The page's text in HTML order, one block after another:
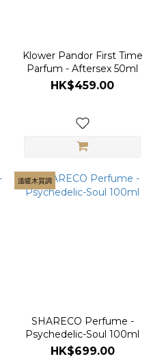
Klower Pandor First Time
Parfum - Aftersex 50ml
HK$459.00
溫暖木質調
SHARECO Perfume -
Psychedelic-Soul 100ml
HK$699.00